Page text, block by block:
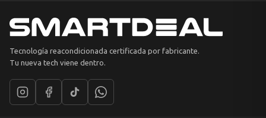
Tecnología reacondicionada certificada por fabricante.
Tu nueva tech viene dentro.